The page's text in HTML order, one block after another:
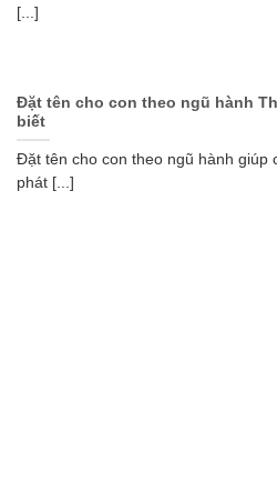
[...]
Đặt tên cho con theo ngũ hành
biết
Đặt tên cho con theo ngũ hành giúp
phát [...]